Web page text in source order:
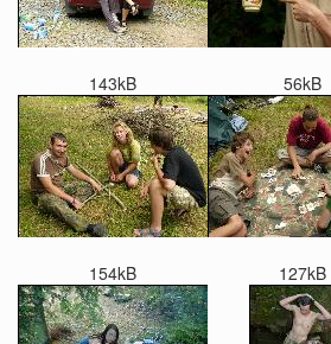
143kB 56kB
154kB 127kB